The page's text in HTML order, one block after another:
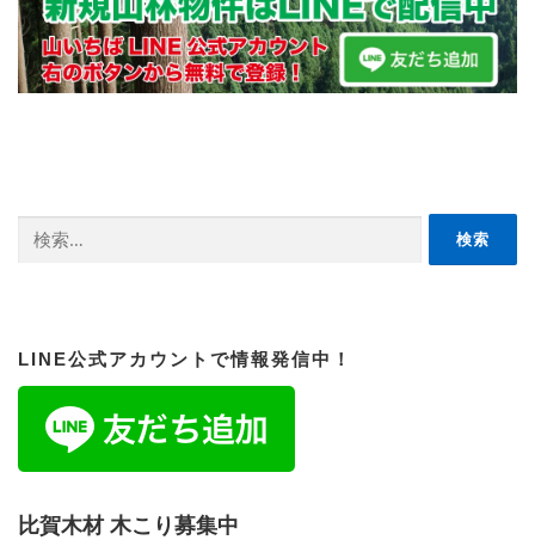
LINE公式アカウントで情報発信中！
比賀木材 木こり募集中